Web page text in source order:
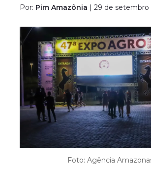
Por: Pim Amazônia | 29 de setembro
Foto: Agência